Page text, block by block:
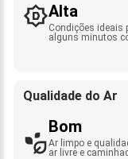
Alta
Condições ideais
alguns minutos
Qualidade do Ar
Bom
Ar limpo e
ar livre e